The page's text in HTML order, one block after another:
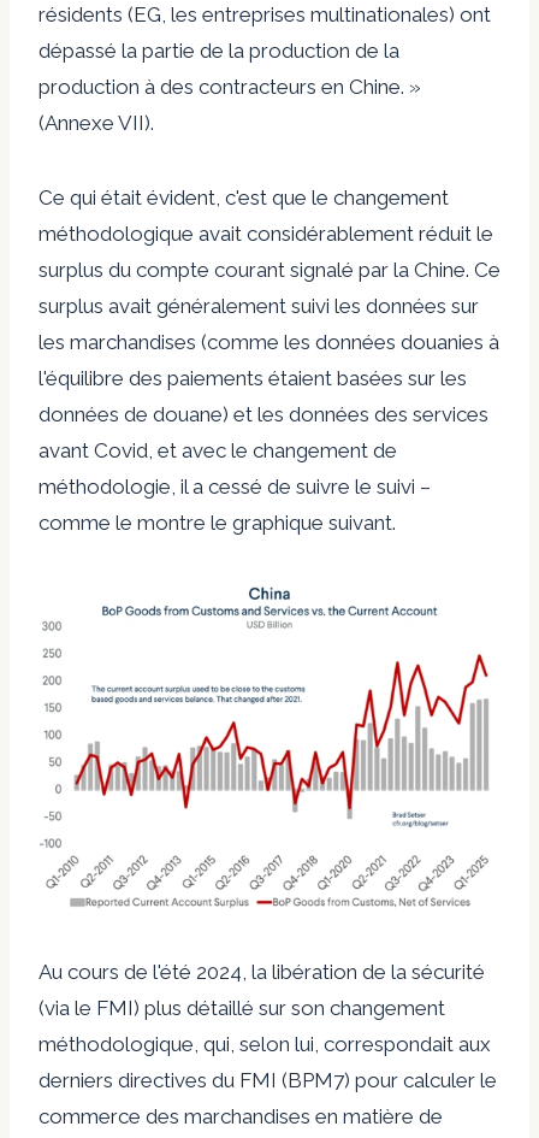
résidents (EG, les entreprises multinationales) ont
dépassé la partie de la production de la
production à des contracteurs en Chine. »
(Annexe VII).
Ce qui était évident, c'est que le changement
méthodologique avait considérablement réduit le
surplus du compte courant signalé par la Chine. Ce
surplus avait généralement suivi les données sur
les marchandises (comme les données douanies à
l'équilibre des paiements étaient basées sur les
données de douane) et les données des services
avant Covid, et avec le changement de
méthodologie, il a cessé de suivre le suivi –
comme le montre le graphique suivant.
Au cours de l'été 2024, la libération de la sécurité
(via le FMI) plus détaillé sur son changement
méthodologique, qui, selon lui, correspondait aux
derniers directives du FMI (BPM7) pour calculer le
commerce des marchandises en matière de